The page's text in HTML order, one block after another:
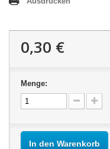
0,30 €
Menge:
In den Warenkorb